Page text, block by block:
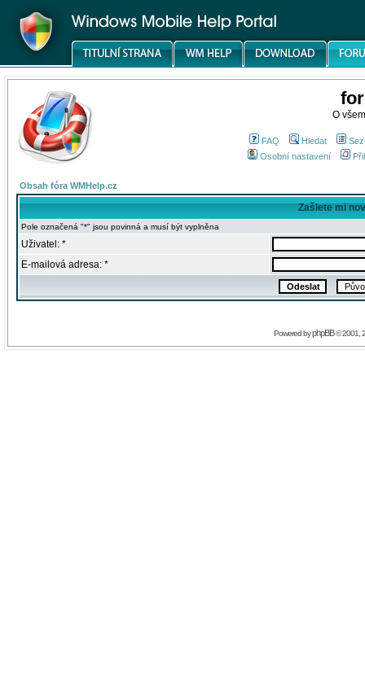
O
FAQ Hledat
Osobní nastavení
Obsah fóra WMHelp.cz
Zašlete mi
Pole označená "*" jsou povinná a musí být vyplněna
Uživatel: *
E-mailová adresa: *
Powered byphpBB© 2001,